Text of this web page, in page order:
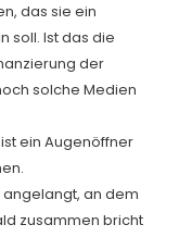
das sie ein
soll. Ist das die
der
solche Medien
ein Augenöffner
angelangt, an dem
zusammen bricht